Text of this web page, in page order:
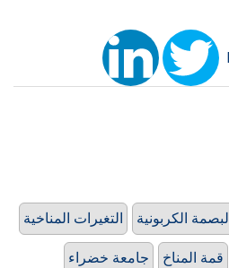
التغيرات المناخية البصمة الكربونية
جامعة خضراء قمة المناخ